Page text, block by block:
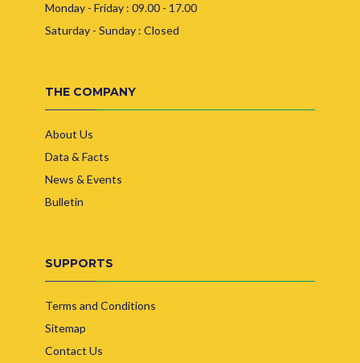
Monday - Friday : 09.00 - 17.00
Saturday - Sunday : Closed
THE COMPANY
About Us
Data & Facts
News & Events
Bulletin
SUPPORTS
Terms and Conditions
Sitemap
Contact Us